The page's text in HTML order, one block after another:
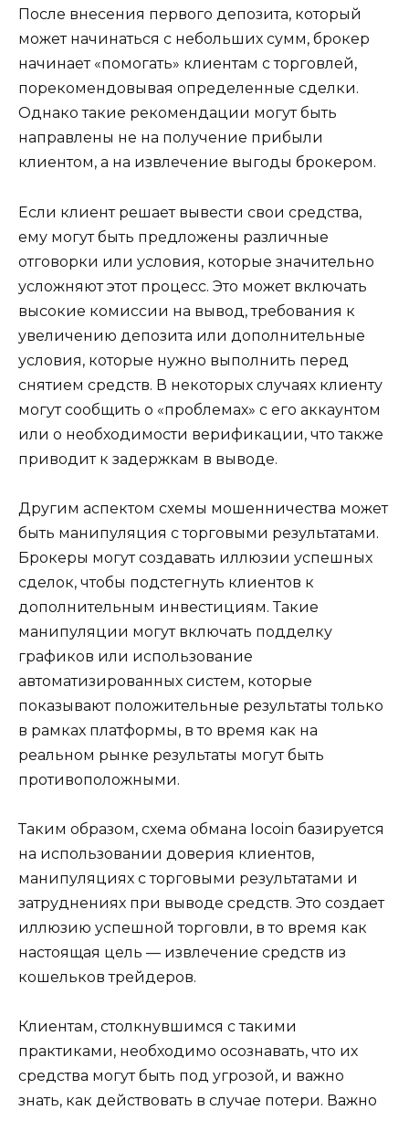
После внесения первого депозита, который
может начинаться с небольших сумм, брокер
начинает «помогать» клиентам с торговлей,
порекомендовывая определенные сделки.
Однако такие рекомендации могут быть
направлены не на получение прибыли
клиентом, а на извлечение выгоды брокером.
Если клиент решает вывести свои средства,
ему могут быть предложены различные
отговорки или условия, которые значительно
усложняют этот процесс. Это может включать
высокие комиссии на вывод, требования к
увеличению депозита или дополнительные
условия, которые нужно выполнить перед
снятием средств. В некоторых случаях клиенту
могут сообщить о «проблемах» с его аккаунтом
или о необходимости верификации, что также
приводит к задержкам в выводе.
Другим аспектом схемы мошенничества может
быть манипуляция с торговыми результатами.
Брокеры могут создавать иллюзии успешных
сделок, чтобы подстегнуть клиентов к
дополнительным инвестициям. Такие
манипуляции могут включать подделку
графиков или использование
автоматизированных систем, которые
показывают положительные результаты только
в рамках платформы, в то время как на
реальном рынке результаты могут быть
противоположными.
Таким образом, схема обмана Iocoin базируется
на использовании доверия клиентов,
манипуляциях с торговыми результатами и
затруднениях при выводе средств. Это создает
иллюзию успешной торговли, в то время как
настоящая цель — извлечение средств из
кошельков трейдеров.
Клиентам, столкнувшимся с такими
практиками, необходимо осознавать, что их
средства могут быть под угрозой, и важно
знать, как действовать в случае потери. Важно